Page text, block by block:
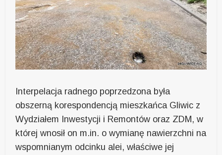
Interpelacja radnego poprzedzona była
obszerną korespondencją mieszkańca Gliwic z
Wydziałem Inwestycji i Remontów oraz ZDM, w
której wnosił on m.in. o wymianę nawierzchni na
wspomnianym odcinku alei, właściwe jej